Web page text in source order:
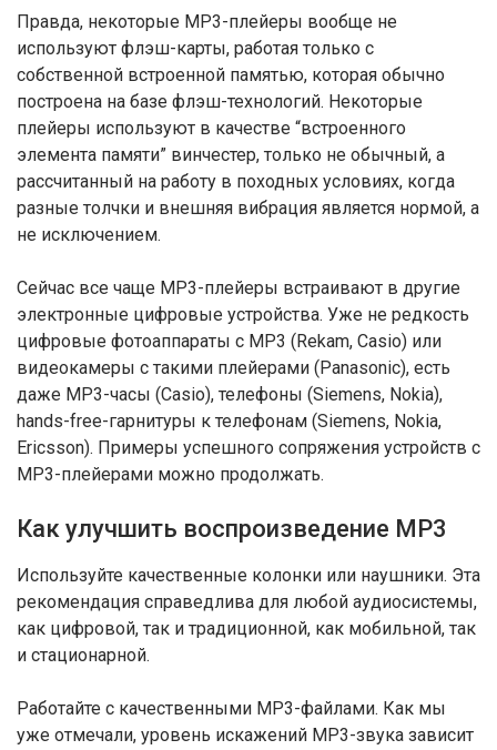
Правда, некоторые МР3-плейеры вообще не
используют флэш-карты, работая только с
собственной встроенной памятью, которая обычно
построена на базе флэш-технологий. Некоторые
плейеры используют в качестве “встроенного
элемента памяти” винчестер, только не обычный, а
рассчитанный на работу в походных условиях, когда
разные толчки и внешняя вибрация является нормой, а
не исключением.
Сейчас все чаще МР3-плейеры встраивают в другие
электронные цифровые устройства. Уже не редкость
цифровые фотоаппараты с МР3 (Rekam, Casio) или
видеокамеры с такими плейерами (Panasonic), есть
даже МР3-часы (Casio), телефоны (Siemens, Nokia),
hands-free-гарнитуры к телефонам (Siemens, Nokia,
Ericsson). Примеры успешного сопряжения устройств с
МР3-плейерами можно продолжать.
Как улучшить воспроизведение МР3
Используйте качественные колонки или наушники. Эта
рекомендация справедлива для любой аудиосистемы,
как цифровой, так и традиционной, как мобильной, так
и стационарной.
Работайте с качественными МР3-файлами. Как мы
уже отмечали, уровень искажений МР3-звука зависит